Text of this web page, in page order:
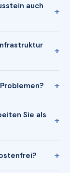
auch
Sie als